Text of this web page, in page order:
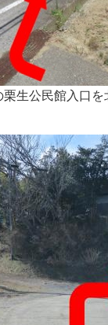
生公民館入口を